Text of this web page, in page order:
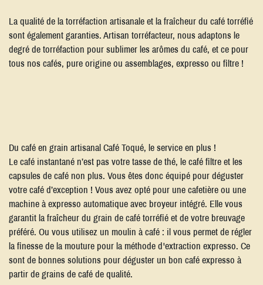
La qualité de la torréfaction artisanale et la fraîcheur du café torréfié
sont également garanties. Artisan torréfacteur, nous adaptons le
degré de torréfaction pour sublimer les arômes du café, et ce pour
tous nos cafés, pure origine ou assemblages, expresso ou filtre !
Du café en grain artisanal Café Toqué, le service en plus !
Le café instantané n’est pas votre tasse de thé, le café filtre et les
capsules de café non plus. Vous êtes donc équipé pour déguster
votre café d’exception ! Vous avez opté pour une cafetière ou une
machine à expresso automatique avec broyeur intégré. Elle vous
garantit la fraîcheur du grain de café torréfié et de votre breuvage
préféré. Ou vous utilisez un moulin à café : il vous permet de régler
la finesse de la mouture pour la méthode d'extraction expresso. Ce
sont de bonnes solutions pour déguster un bon café expresso à
partir de grains de café de qualité.